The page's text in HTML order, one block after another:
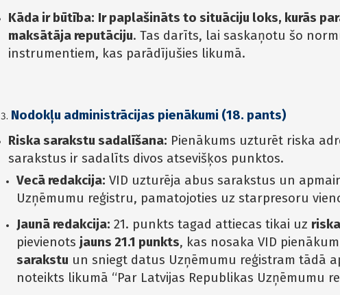
Kāda ir būtība: Ir paplašināts to situāciju loks, kurās
maksātāja reputāciju. Tas darīts, lai saskaņotu šo
instrumentiem, kas parādījušies likumā.
Nodokļu administrācijas pienākumi (18. pants)
Riska sarakstu sadalīšana: Pienākums uzturēt riska
sarakstus ir sadalīts divos atsevišķos punktos.
Vecā redakcija: VID uzturēja abus sarakstus un
Uzņēmumu reģistru, pamatojoties uz starpresoru
Jaunā redakcija: 21. punkts tagad attiecas tikai uz
pievienots jauns 21.1 punkts, kas nosaka VID
sarakstu un sniegt datus Uzņēmumu reģistram tādā
noteikts likumā “Par Latvijas Republikas Uzņēmumu